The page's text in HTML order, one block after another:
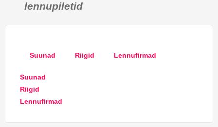
lennupiletid
Suunad Riigid Lennufirmad
Suunad
Riigid
Lennufirmad